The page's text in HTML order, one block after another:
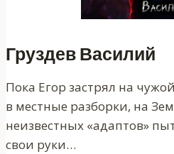
Груздев Василий
Пока Егор застрял на
в местные разборки, на
неизвестных «адаптов»
свои руки…